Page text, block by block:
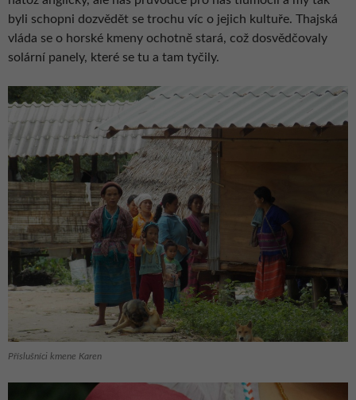
byli schopni dozvědět se trochu víc o jejich kultuře. Thajská
vláda se o horské kmeny ochotně stará, což dosvědčovaly
solární panely, které se tu a tam tyčily.
Příslušníci kmene Karen